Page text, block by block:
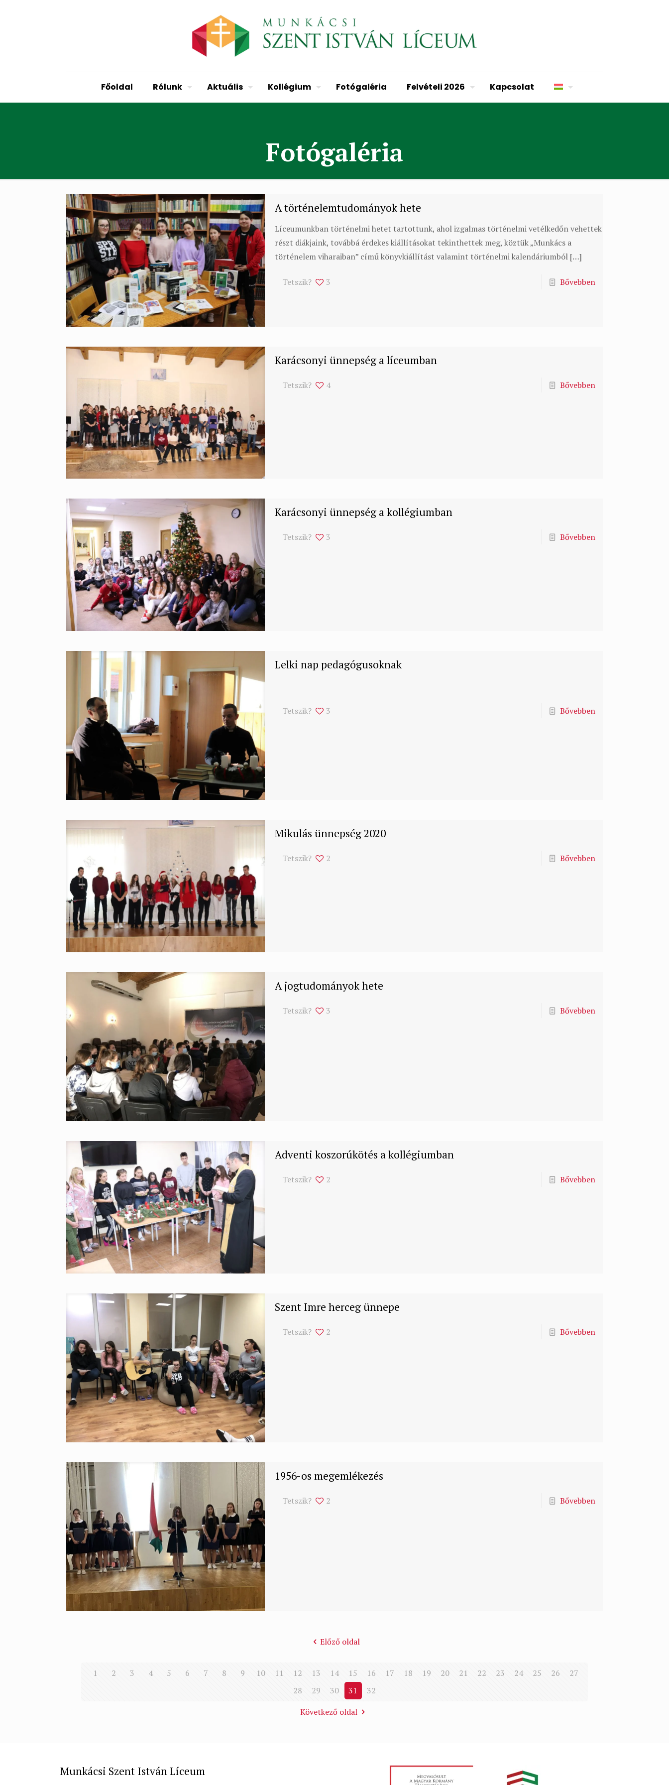
Főoldal Rólunk Aktuális Kollégium Fotógaléria Felvételi 2026 Kapcsolat
Fotógaléria
A történelemtudományok hete
Líceumunkban történelmi hetet tartottunk, ahol izgalmas történelmi vetélkedőn vehettek
részt diákjaink, továbbá érdekes kiállításokat tekinthettek meg, köztük „Munkács a
történelem viharaiban” című könyvkiállítást valamint történelmi kalendáriumból[…]
Tetszik? 3 Bővebben
Karácsonyi ünnepség a líceumban
Tetszik? 4 Bővebben
Karácsonyi ünnepség a kollégiumban
Tetszik? 3 Bővebben
Lelki nap pedagógusoknak
Tetszik? 3 Bővebben
Mikulás ünnepség 2020
Tetszik? 2 Bővebben
A jogtudományok hete
Tetszik? 3 Bővebben
Adventi koszorúkötés a kollégiumban
Tetszik? 2 Bővebben
Szent Imre herceg ünnepe
Tetszik? 2 Bővebben
1956-os megemlékezés
Tetszik? 2 Bővebben
Előző oldal
1 2 3 4 5 6 7 8 9 10 11 12 13 14 15 16 17 18 19 20 21 22 23 24 25 26
27
28
29 30 31
32
Következő oldal
Munkácsi Szent István Líceum